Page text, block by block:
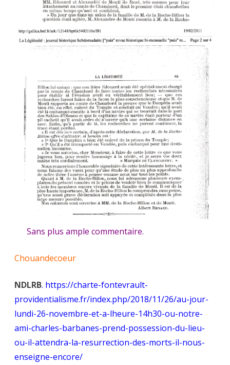
Sans plus ample commentaire.
Chouandecoeur
NDLRB. https://charte-fontevrault-
providentialisme.fr/index.php/2018/11/26/au-jour-
lundi-26-novembre-et-a-lheure-14h30-ou-notre-
ami-charles-barbanes-prend-possession-du-lieu-
ou-il-attendra-la-resurrection-des-morts-il-nous-
enseigne-encore/